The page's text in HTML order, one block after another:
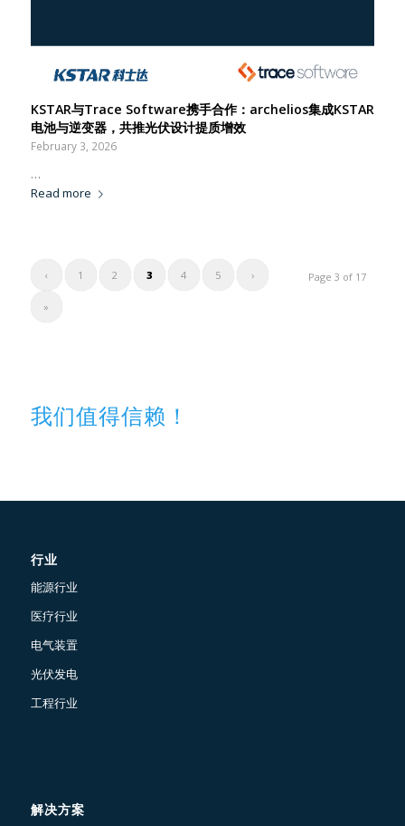
KSTAR与Trace Software携手合作：archelios集成KSTAR
电池与逆变器，共推光伏设计提质增效
February 3, 2026
…
Read more
Page 3 of 17
‹ 1 2 3 4 5 ›
»
我们值得信赖！
行业
能源行业
医疗行业
电气装置
光伏发电
工程行业
解决方案